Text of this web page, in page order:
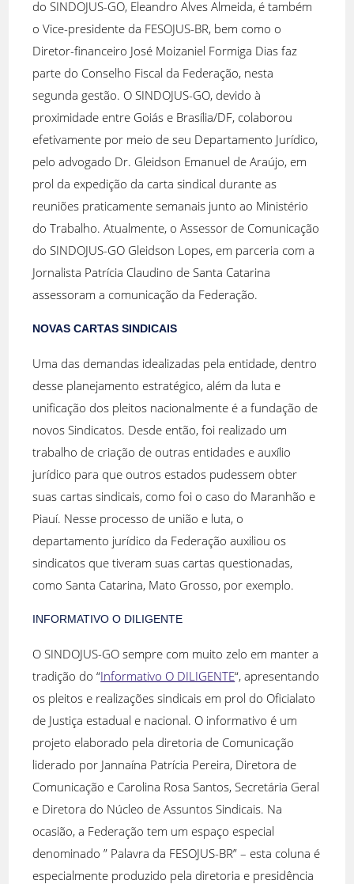
do SINDOJUS-GO, Eleandro Alves Almeida, é também
o Vice-presidente da FESOJUS-BR, bem como o
Diretor-financeiro José Moizaniel Formiga Dias faz
parte do Conselho Fiscal da Federação, nesta
segunda gestão. O SINDOJUS-GO, devido à
proximidade entre Goiás e Brasília/DF, colaborou
efetivamente por meio de seu Departamento Jurídico,
pelo advogado Dr. Gleidson Emanuel de Araújo, em
prol da expedição da carta sindical durante as
reuniões praticamente semanais junto ao Ministério
do Trabalho. Atualmente, o Assessor de Comunicação
do SINDOJUS-GO Gleidson Lopes, em parceria com a
Jornalista Patrícia Claudino de Santa Catarina
assessoram a comunicação da Federação.
NOVAS CARTAS SINDICAIS
Uma das demandas idealizadas pela entidade, dentro
desse planejamento estratégico, além da luta e
unificação dos pleitos nacionalmente é a fundação de
novos Sindicatos. Desde então, foi realizado um
trabalho de criação de outras entidades e auxílio
jurídico para que outros estados pudessem obter
suas cartas sindicais, como foi o caso do Maranhão e
Piauí. Nesse processo de união e luta, o
departamento jurídico da Federação auxiliou os
sindicatos que tiveram suas cartas questionadas,
como Santa Catarina, Mato Grosso, por exemplo.
INFORMATIVO O DILIGENTE
O SINDOJUS-GO sempre com muito zelo em manter a
tradição do “Informativo O DILIGENTE“, apresentando
os pleitos e realizações sindicais em prol do Oficialato
de Justiça estadual e nacional. O informativo é um
projeto elaborado pela diretoria de Comunicação
liderado por Jannaína Patrícia Pereira, Diretora de
Comunicação e Carolina Rosa Santos, Secretária Geral
e Diretora do Núcleo de Assuntos Sindicais. Na
ocasião, a Federação tem um espaço especial
denominado ” Palavra da FESOJUS-BR” – esta coluna é
especialmente produzido pela diretoria e presidência